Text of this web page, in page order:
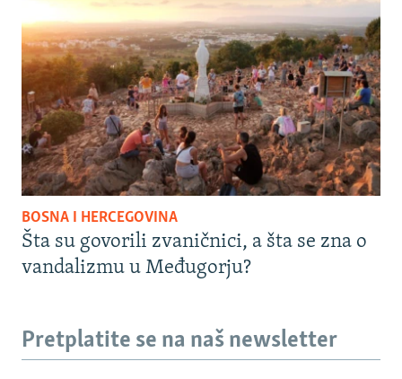
BOSNA I HERCEGOVINA
Šta su govorili zvaničnici, a šta se zna o
vandalizmu u Međugorju?
Pretplatite se na naš newsletter